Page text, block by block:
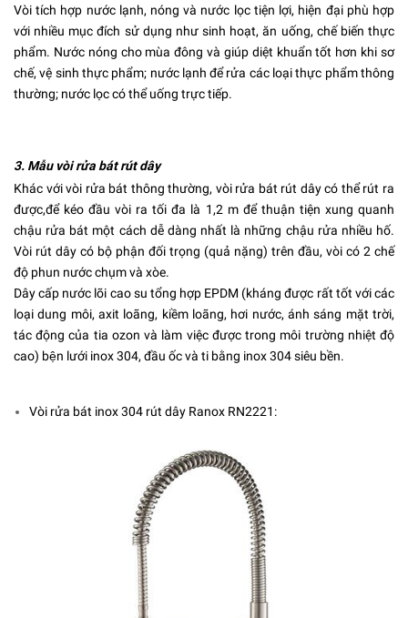
Vòi tích hợp nước lạnh, nóng và nước lọc tiện lợi, hiện đại phù hợp
với nhiều mục đích sử dụng như sinh hoạt, ăn uống, chế biến thực
phẩm. Nước nóng cho mùa đông và giúp diệt khuẩn tốt hơn khi sơ
chế, vệ sinh thực phẩm; nước lạnh để rửa các loại thực phẩm thông
thường; nước lọc có thể uống trực tiếp.
3. Mẫu vòi rửa bát rút dây
Khác với vòi rửa bát thông thường, vòi rửa bát rút dây có thể rút ra
được,để kéo đầu vòi ra tối đa là 1,2 m để thuận tiện xung quanh
chậu rửa bát một cách dễ dàng nhất là những chậu rửa nhiều hố.
Vòi rút dây có bộ phận đối trọng (quả nặng) trên đầu, vòi có 2 chế
độ phun nước chụm và xòe.
Dây cấp nước lõi cao su tổng hợp EPDM (kháng được rất tốt với các
loại dung môi, axit loãng, kiềm loãng, hơi nước, ánh sáng mặt trời,
tác động của tia ozon và làm việc được trong môi trường nhiệt độ
cao) bện lưới inox 304, đầu ốc và ti bằng inox 304 siêu bền.
Vòi rửa bát inox 304 rút dây Ranox RN2221: